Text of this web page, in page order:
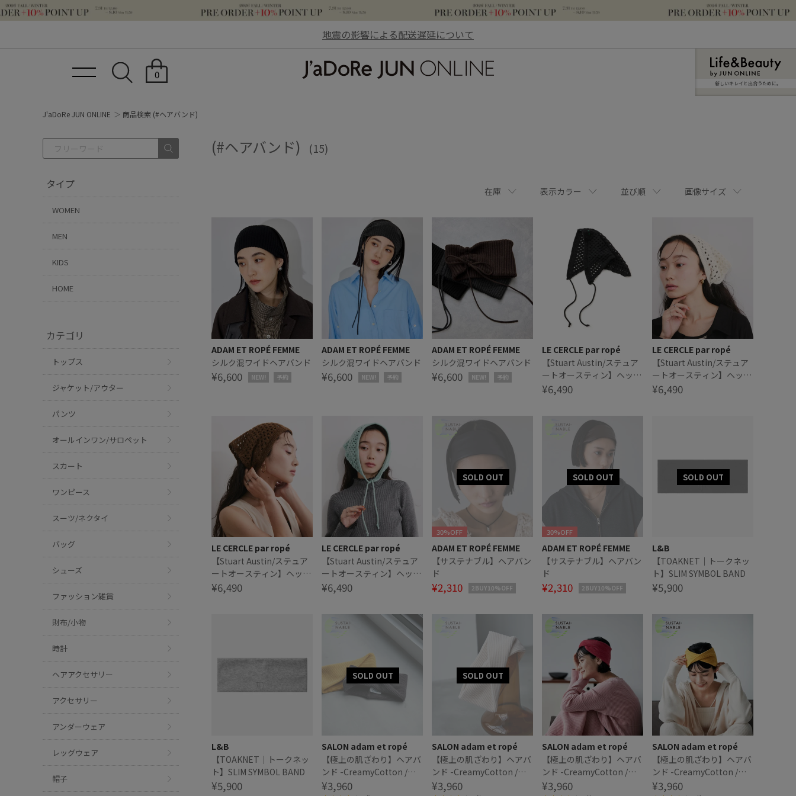
地震の影響による配送遅延について
0
新しいキレイと出合うために。
J'aDoRe JUN ONLINE 商品検索 (#ヘアバンド)
タイプ
WOMEN
MEN
KIDS
HOME
カテゴリ
トップス
ジャケット/アウター
パンツ
オールインワン/サロペット
スカート
ワンピース
スーツ/ネクタイ
バッグ
シューズ
ファッション雑貨
財布/小物
時計
ヘアアクセサリー
アクセサリー
アンダーウェア
レッグウェア
帽子
(#ヘアバンド) (15)
在庫 表示カラー 並び順 画像サイズ
ADAM ET ROPÉ FEMME
シルク混ワイドヘアバンド
¥6,600 NEW! 予約
ADAM ET ROPÉ FEMME
シルク混ワイドヘアバンド
¥6,600 NEW! 予約
ADAM ET ROPÉ FEMME
シルク混ワイドヘアバンド
¥6,600 NEW! 予約
LE CERCLE par ropé
【Stuart Austin/ステュア
ートオースティン】ヘッド
スカーフ
¥6,490
LE CERCLE par ropé
【Stuart Austin/ステュア
ートオースティン】ヘッド
スカーフ
¥6,490
LE CERCLE par ropé
【Stuart Austin/ステュア
ートオースティン】ヘッド
スカーフ
¥6,490
LE CERCLE par ropé
【Stuart Austin/ステュア
ートオースティン】ヘッド
スカーフ
¥6,490
30%OFF
ADAM ET ROPÉ FEMME
【サステナブル】ヘアバン
ド
¥2,310 2BUY10%OFF
30%OFF
ADAM ET ROPÉ FEMME
【サステナブル】ヘアバン
ド
¥2,310 2BUY10%OFF
L&B
【TOAKNET｜トークネッ
ト】SLIM SYMBOL BAND
¥5,900
L&B
【TOAKNET｜トークネッ
ト】SLIM SYMBOL BAND
¥5,900
SALON adam et ropé
【極上の肌ざわり】ヘアバ
ンド -CreamyCotton /ク
リーミーコットン-
¥3,960
SALON adam et ropé
【極上の肌ざわり】ヘアバ
ンド -CreamyCotton /ク
リーミーコットン-
¥3,960
SALON adam et ropé
【極上の肌ざわり】ヘアバ
ンド -CreamyCotton /ク
リーミーコットン-
¥3,960
SALON adam et ropé
【極上の肌ざわり】ヘアバ
ンド -CreamyCotton /ク
リーミーコットン-
¥3,960